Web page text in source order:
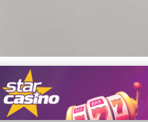
Rizika a pasti rychlých půjček
Dopady